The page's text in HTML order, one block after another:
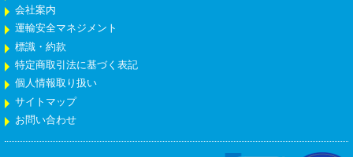
会社案内
運輸安全マネジメント
標識・約款
特定商取引法に基づく表記
個人情報取り扱い
サイトマップ
お問い合わせ